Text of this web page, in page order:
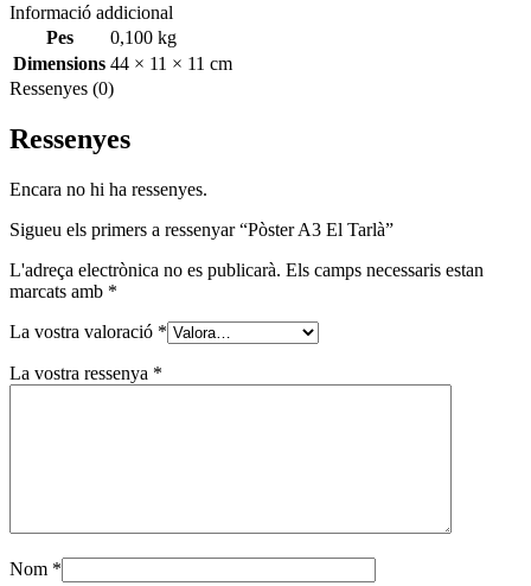
Informació addicional
Pes
0,100 kg
Dimensions 44 × 11 × 11 cm
Ressenyes (0)
Ressenyes
Encara no hi ha ressenyes.
Sigueu els primers a ressenyar “Pòster A3 El Tarlà”
L'adreça electrònica no es publicarà. Els camps necessaris estan
marcats amb *
La vostra valoració *
La vostra ressenya *
Nom *